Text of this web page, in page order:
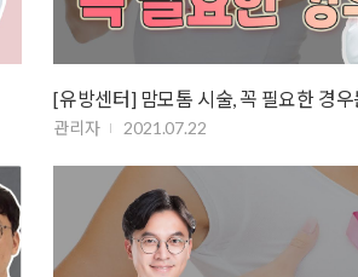
[유방센터] 맘모톰 시술, 꼭 필요한 경우
관리자 2021.07.22